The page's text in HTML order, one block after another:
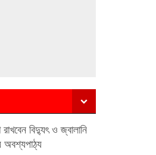
রাখবেন বিদ্যুৎ ও জ্বালানি
অবশ্যপাঠ্য